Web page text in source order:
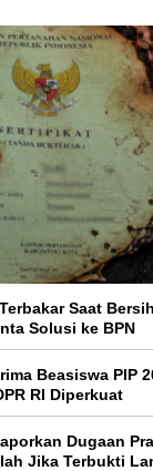
Saat
Solusi ke BPN
Beasiswa PIP
RI Diperkuat
Dugaan
Jika Terbukti